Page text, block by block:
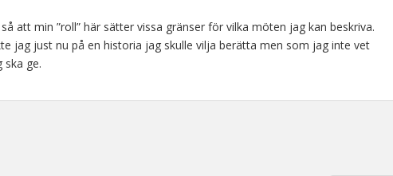
att min ”roll” här sätter vissa gränser för vilka möten jag kan beskriva.
jag just nu på en historia jag skulle vilja berätta men som jag inte vet
ska ge.